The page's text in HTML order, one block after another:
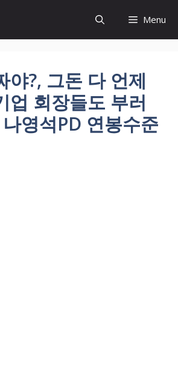
Menu
야?, 그돈 다 언제
업 회장들도 부러
영석PD 연봉수준